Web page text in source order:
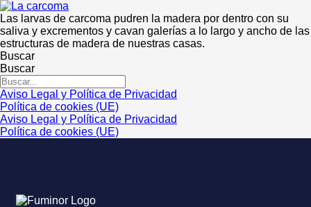
Las larvas de carcoma pudren la madera por dentro con su
saliva y excrementos y cavan galerías a lo largo y ancho de las
estructuras de madera de nuestras casas.
Buscar
Buscar
Aviso Legal y Política de Privacidad
Política de cookies (UE)
Aviso Legal y Política de Privacidad
Política de cookies (UE)